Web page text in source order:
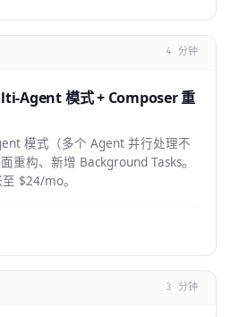
4 分钟
Agent 模式 + Composer 重
模式（多个 Agent 并行处理不
重构、新增 Background Tasks。
$24/mo。
3 分钟